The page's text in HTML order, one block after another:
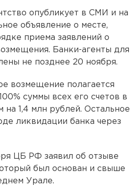
опубликует в СМИ и на
объявление о месте,
приема заявлений о
Банки-агенты для
не позднее 20 ноября.
возмещение полагается
суммы всех его счетов в
на 1,4 млн рублей. Остальное
ликвидации банка через
ЦБ РФ заявил об отзыве
был основан и свыше
Урале.